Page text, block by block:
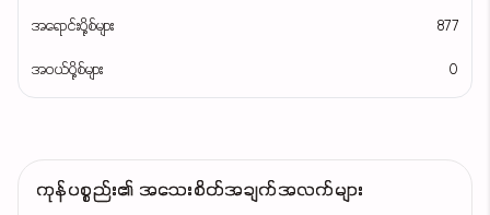
အရောင်းပို့စ်များ 877
အဝယ်ပို့စ်များ 0
ကုန်ပစ္စည်း၏ အသေးစိတ်အချက်အလက်များ